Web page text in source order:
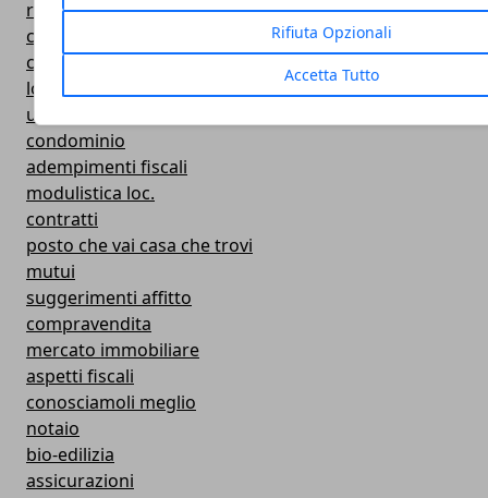
Rifiuta Opzionali
Accetta Tutto
ristrutturazioni
consulenza immobiliare
curiosità e consigli
locazione
utenze
condominio
adempimenti fiscali
modulistica loc.
contratti
posto che vai casa che trovi
mutui
suggerimenti affitto
compravendita
mercato immobiliare
aspetti fiscali
conosciamoli meglio
notaio
bio-edilizia
assicurazioni